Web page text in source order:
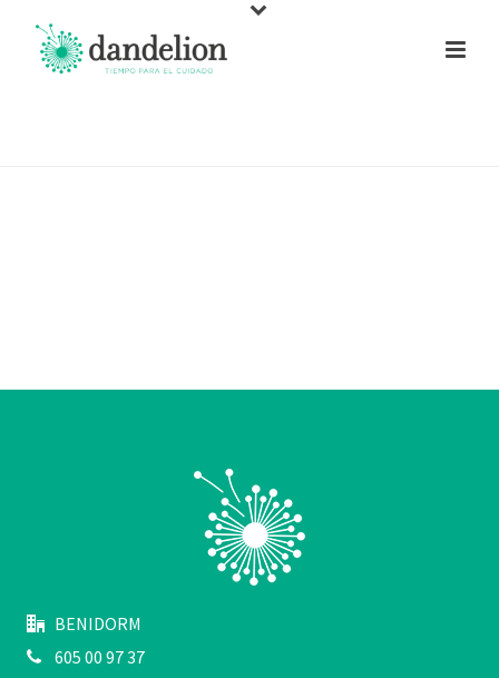
BENIDORM
605 00 97 37